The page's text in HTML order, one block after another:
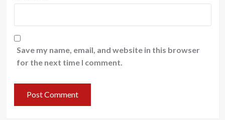
Save my name, email, and website in this browser
for the next time I comment.